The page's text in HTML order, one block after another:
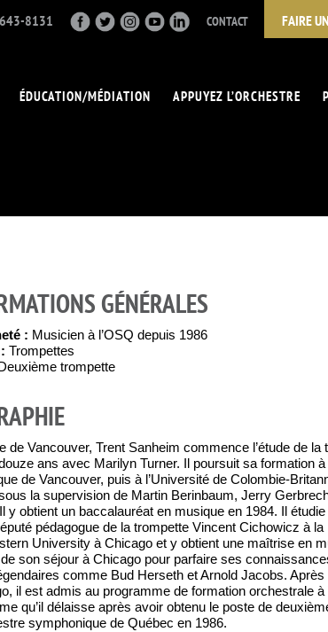
8131 CONTACT FAIRE
ÉDUCATION/MÉDIATION APPUYEZ L’ORCHESTRE
GÉNÉRALES
: Musicien à l’OSQ depuis 1986
Trompettes
trompette
de Vancouver, Trent Sanheim commence l’étude de la
ans avec Marilyn Turner. Il poursuit sa formation à
de Vancouver, puis à l’Université de Colombie-
la supervision de Martin Berinbaum, Jerry
y obtient un baccalauréat en musique en 1984. Il
pédagogue de la trompette Vincent Cichowicz à la
University à Chicago et y obtient une maîtrise en
son séjour à Chicago pour parfaire ses
comme Bud Herseth et Arnold Jacobs.
il est admis au programme de formation orchestrale à
qu’il délaisse après avoir obtenu le poste de
symphonique de Québec en 1986.